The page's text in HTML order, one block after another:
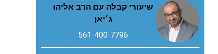
שיעורי קבלה עם הרב אליהו
ג׳יאן
561-400-7796